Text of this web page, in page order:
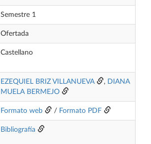
Semestre 1
Ofertada
Castellano
EZEQUIEL BRIZ VILLANUEVA , DIANA
MUELA BERMEJO
Formato web / Formato PDF
Bibliografía